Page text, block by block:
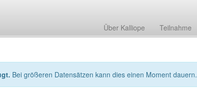
Über Kalliope Teilnahme
Bei größeren Datensätzen kann dies einen Moment dauern.